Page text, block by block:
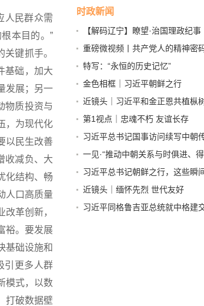
人民群众需
本目的。”
键抓手。
基础，加大
发展；另一
物质投资与
，为现代化
以民生改善
收减负、大
化结构、畅
人口高质量
革创新，
裕。要发展
基础设施和
引更多人群
模式，以数
打破数据壁
时政新闻
【解码辽宁】瞭望·治国理政纪
营商环境
重磅微视频丨共产党人的精神密
特写：“永恒的历史记忆”
金色相框｜习近平朝鲜之行
近镜头｜习近平和金正恩共植枞
第1视点｜忠魂不朽 友谊长存
习近平总书记国事访问续写中朝
篇章
一见·“推动中朝关系与时俱进、
习近平总书记朝鲜之行，这些瞬
近镜头｜缅怀先烈 世代友好
习近平同格鲁吉亚总统就中格建